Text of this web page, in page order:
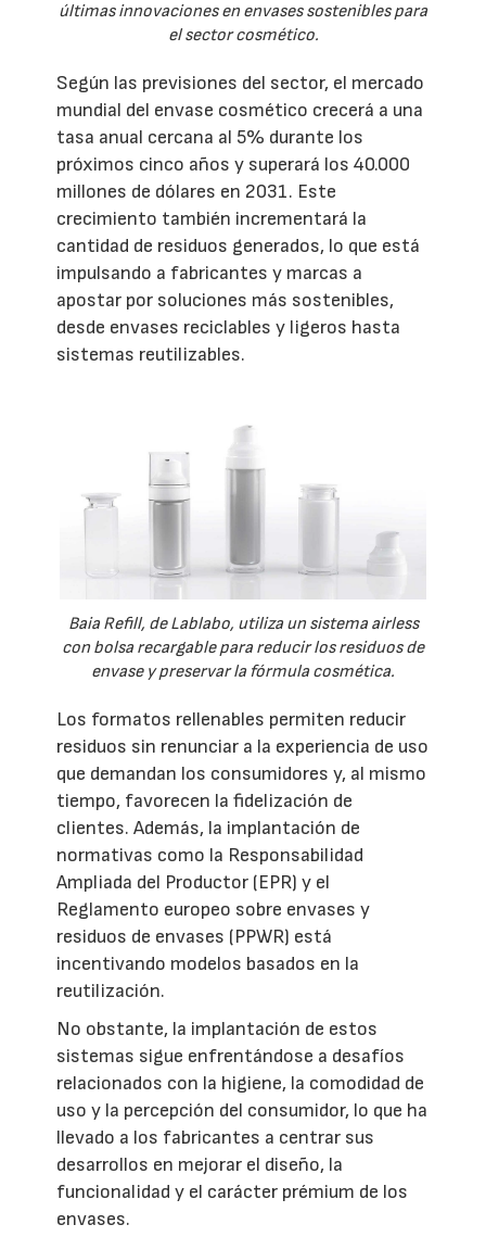
últimas innovaciones en envases sostenibles para
el sector cosmético.
Según las previsiones del sector, el mercado
mundial del envase cosmético crecerá a una
tasa anual cercana al 5% durante los
próximos cinco años y superará los 40.000
millones de dólares en 2031. Este
crecimiento también incrementará la
cantidad de residuos generados, lo que está
impulsando a fabricantes y marcas a
apostar por soluciones más sostenibles,
desde envases reciclables y ligeros hasta
sistemas reutilizables.
Baia Refill, de Lablabo, utiliza un sistema airless
con bolsa recargable para reducir los residuos de
envase y preservar la fórmula cosmética.
Los formatos rellenables permiten reducir
residuos sin renunciar a la experiencia de uso
que demandan los consumidores y, al mismo
tiempo, favorecen la fidelización de
clientes. Además, la implantación de
normativas como la Responsabilidad
Ampliada del Productor (EPR) y el
Reglamento europeo sobre envases y
residuos de envases (PPWR) está
incentivando modelos basados en la
reutilización.
No obstante, la implantación de estos
sistemas sigue enfrentándose a desafíos
relacionados con la higiene, la comodidad de
uso y la percepción del consumidor, lo que ha
llevado a los fabricantes a centrar sus
desarrollos en mejorar el diseño, la
funcionalidad y el carácter prémium de los
envases.